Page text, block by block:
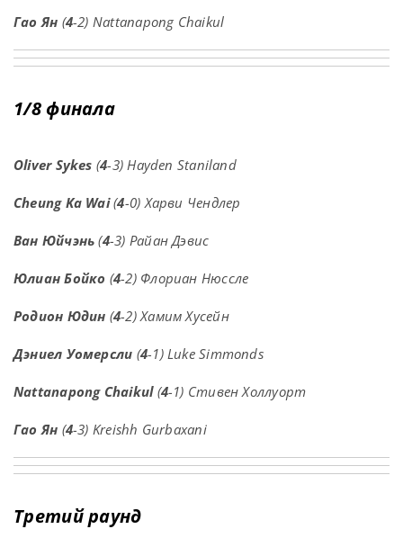
Гао Ян (4-2) Nattanapong Chaikul
1/8 финала
Oliver Sykes (4-3) Hayden Staniland
Cheung Ka Wai(4-0) Харви Чендлер
Ван Юйчэнь (4-3) Райан Дэвис
Юлиан Бойко (4-2) Флориан Нюссле
Родион Юдин (4-2) Хамим Хусейн
Дэниел Уомерсли (4-1) Luke Simmonds
Nattanapong Chaikul(4-1) Стивен Холлуорт
Гао Ян (4-3) Kreishh Gurbaxani
Третий раунд